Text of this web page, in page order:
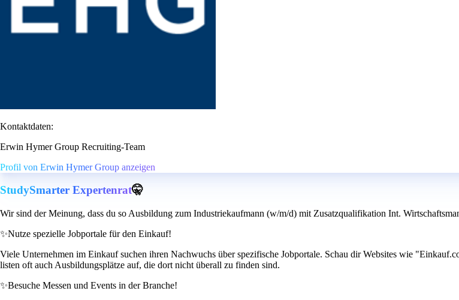
Kontaktdaten:
Erwin Hymer Group Recruiting-Team
Profil von Erwin Hymer Group anzeigen
StudySmarter Expertenrat🤫
Wir sind der Meinung, dass du so Ausbildung zum Industriekaufmann (w/m/d) mit Zusatzqualifikation Int.
✨Nutze spezielle Jobportale für den Einkauf!
Viele Unternehmen im Einkauf suchen ihren Nachwuchs über spezifische Jobportale. Schau dir Websites wie
listen oft auch Ausbildungsplätze auf, die dort nicht überall zu finden sind.
✨Besuche Messen und Events in der Branche!